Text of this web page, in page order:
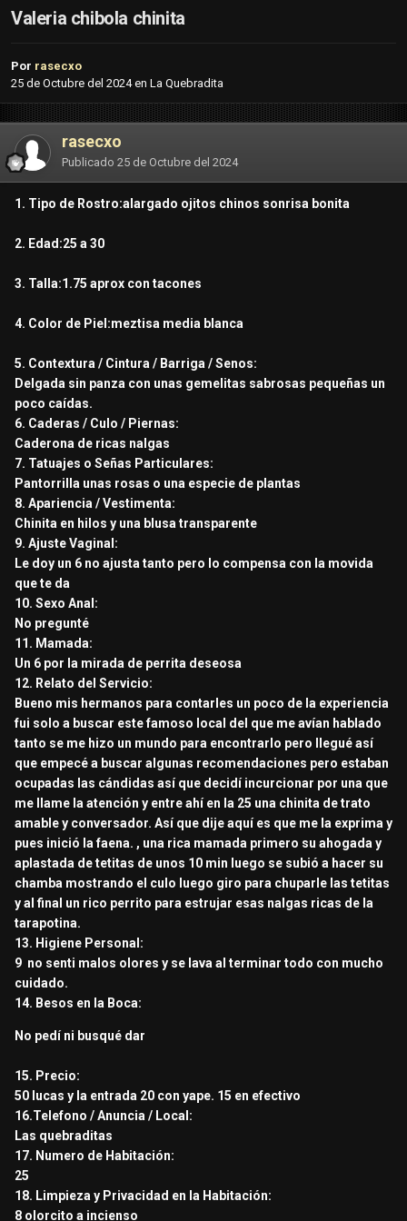
Valeria chibola chinita
Por rasecxo
25 de Octubre del 2024en La Quebradita
rasecxo
Publicado 25 de Octubre del 2024
1. Tipo de Rostro:alargado ojitos chinos sonrisa bonita
2. Edad:25 a 30
3. Talla:1.75 aprox con tacones
4. Color de Piel:meztisa media blanca
5. Contextura / Cintura / Barriga / Senos:
Delgada sin panza con unas gemelitas sabrosas pequeñas un
poco caídas.
6. Caderas / Culo / Piernas:
Caderona de ricas nalgas
7. Tatuajes o Señas Particulares:
Pantorrilla unas rosas o una especie de plantas
8. Apariencia / Vestimenta:
Chinita en hilos y una blusa transparente
9. Ajuste Vaginal:
Le doy un 6 no ajusta tanto pero lo compensa con la movida
que te da
10. Sexo Anal:
No pregunté
11. Mamada:
Un 6 por la mirada de perrita deseosa
12. Relato del Servicio:
Bueno mis hermanos para contarles un poco de la experiencia
fui solo a buscar este famoso local del que me avían hablado
tanto se me hizo un mundo para encontrarlo pero llegué así
que empecé a buscar algunas recomendaciones pero estaban
ocupadas las cándidas así que decidí incurcionar por una que
me llame la atención y entre ahí en la 25 una chinita de trato
amable y conversador. Así que dije aquí es que me la exprima y
pues inició la faena. , una rica mamada primero su ahogada y
aplastada de tetitas de unos 10 min luego se subió a hacer su
chamba mostrando el culo luego giro para chuparle las tetitas
y al final un rico perrito para estrujar esas nalgas ricas de la
tarapotina.
13. Higiene Personal:
9 no senti malos olores y se lava al terminar todo con mucho
cuidado.
14. Besos en la Boca:
No pedí ni busqué dar
15. Precio:
50 lucas y la entrada 20 con yape. 15 en efectivo
16.Telefono / Anuncia / Local:
Las quebraditas
17. Numero de Habitación:
25
18. Limpieza y Privacidad en la Habitación:
8 olorcito a incienso